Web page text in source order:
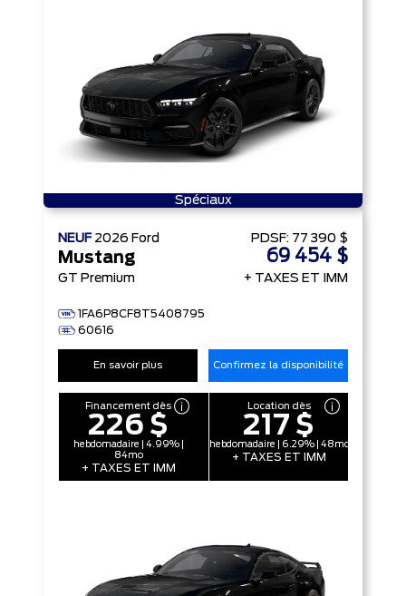
Spéciaux
NEUF 2026 Ford
Mustang
GT Premium
1FA6P8CF8T5408795
60616
PDSF: 77 390 $
69 454 $
+ TAXES ET IMM
En savoir plus Confirmez la disponibilité
Financement dès
226 $
hebdomadaire | 4.99% |
84mo
+ TAXES ET IMM
Location dès
217 $
hebdomadaire | 6.29% | 48mo
+ TAXES ET IMM